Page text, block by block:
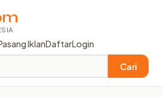
IklanDaftarLogin
Cari